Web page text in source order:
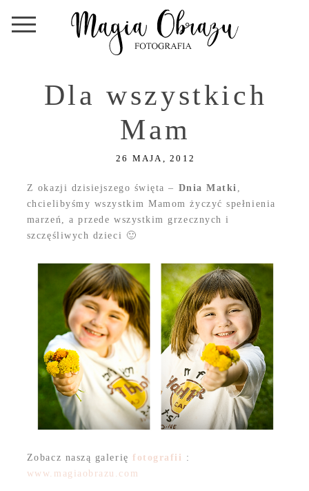
Dla wszystkich
Mam
26 MAJA, 2012
Z okazji dzisiejszego święta – Dnia Matki
chcielibyśmy wszystkim Mamom życzyć spełnienia
marzeń, a przede wszystkim grzecznych i
szczęśliwych dzieci 🙂
Zobacz naszą galerięfotografii :
www.magiaobrazu.com